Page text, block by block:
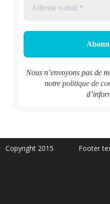
Nous n’envoyons pas de
notre politique de
Copyright 2015 Footer